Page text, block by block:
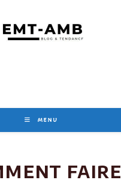
MENU
faire